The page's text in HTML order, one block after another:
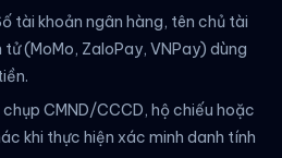
tài khoản ngân hàng, tên chủ tài
(MoMo, ZaloPay, VNPay) dùng
chụp CMND/CCCD, hộ chiếu hoặc
khi thực hiện xác minh danh tính